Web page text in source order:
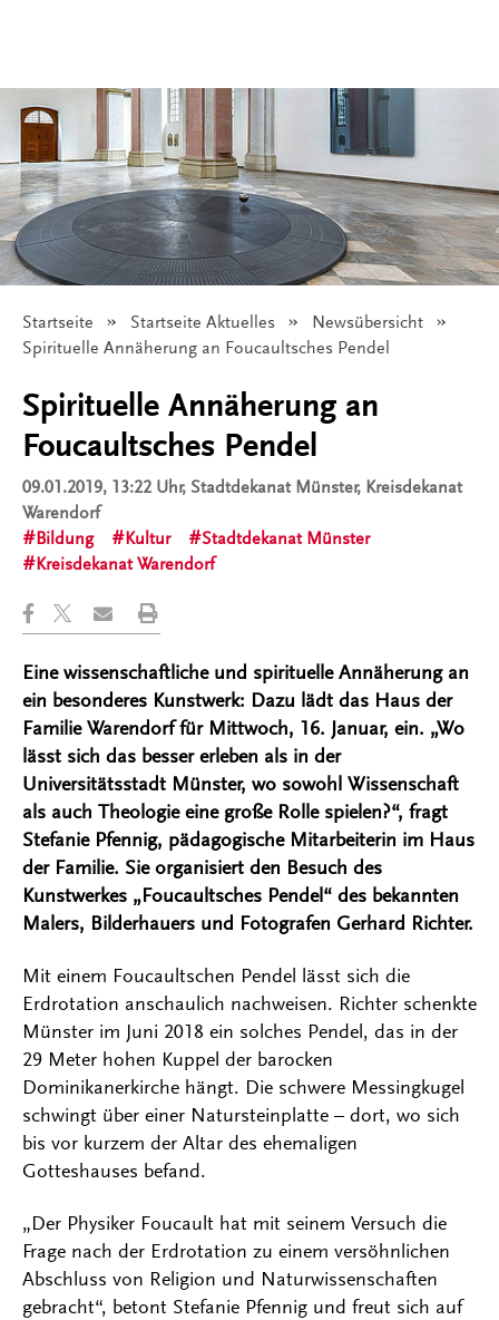
Startseite Startseite Aktuelles
Newsübersicht
Angezeigt:
Spirituelle Annäherung an Foucaultsches Pendel
Spirituelle Annäherung an
Foucaultsches Pendel
09.01.2019, 13:22 Uhr, Stadtdekanat Münster, Kreisdekanat
Warendorf
Bildung
Kultur
Stadtdekanat Münster
Kreisdekanat Warendorf
Eine wissenschaftliche und spirituelle Annäherung an
ein besonderes Kunstwerk: Dazu lädt das Haus der
Familie Warendorf für Mittwoch, 16. Januar, ein. „Wo
lässt sich das besser erleben als in der
Universitätsstadt Münster, wo sowohl Wissenschaft
als auch Theologie eine große Rolle spielen?“, fragt
Stefanie Pfennig, pädagogische Mitarbeiterin im Haus
der Familie. Sie organisiert den Besuch des
Kunstwerkes „Foucaultsches Pendel“ des bekannten
Malers, Bilderhauers und Fotografen Gerhard Richter.
Mit einem Foucaultschen Pendel lässt sich die
Erdrotation anschaulich nachweisen. Richter schenkte
Münster im Juni 2018 ein solches Pendel, das in der
29 Meter hohen Kuppel der barocken
Dominikanerkirche hängt. Die schwere Messingkugel
schwingt über einer Natursteinplatte – dort, wo sich
bis vor kurzem der Altar des ehemaligen
Gotteshauses befand.
„Der Physiker Foucault hat mit seinem Versuch die
Frage nach der Erdrotation zu einem versöhnlichen
Abschluss von Religion und Naturwissenschaften
gebracht“, betont Stefanie Pfennig und freut sich auf